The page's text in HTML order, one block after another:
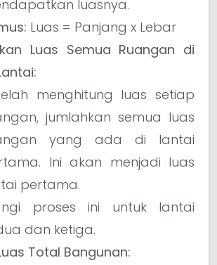
luasnya.
Luas = Panjang x Lebar
Luas Semua Ruangan di
menghitung luas setiap
jumlahkan semua luas
yang ada di lantai
Ini akan menjadi luas
pertama.
proses ini untuk lantai
dan ketiga.
Total Bangunan: